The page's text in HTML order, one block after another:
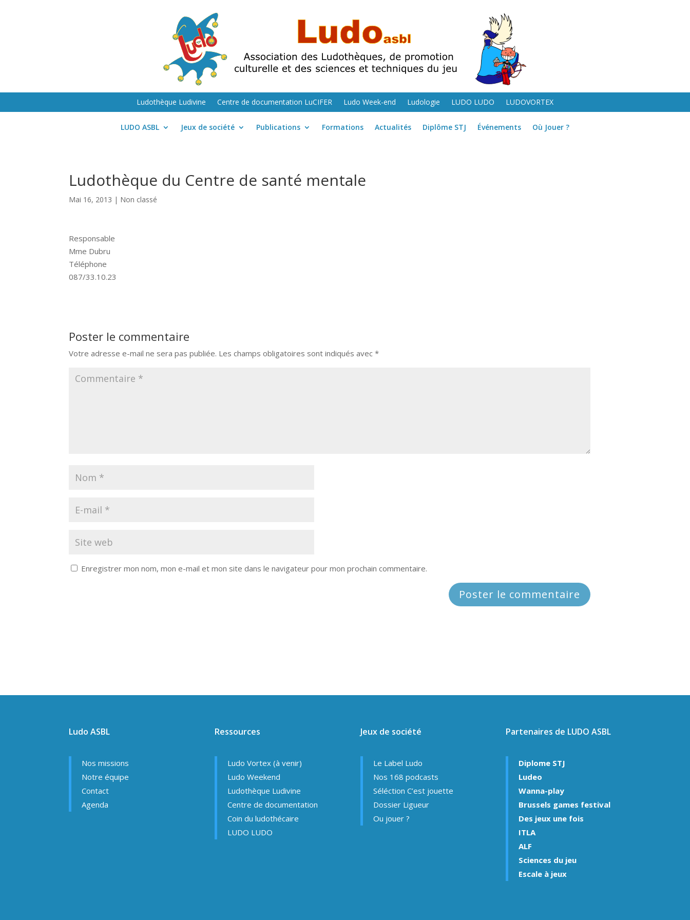
Ludothèque Ludivine Centre de documentation LuCIFER Ludo Week-end Ludologie LUDO LUDO LUDOVORTEX
LUDO ASBL Jeux de société Publications Formations Actualités Diplôme STJ Événements Où Jouer ?
Ludothèque du Centre de santé mentale
Mai 16, 2013 | Non classé
Responsable
Mme Dubru
Téléphone
087/33.10.23
Poster le commentaire
Votre adresse e-mail ne sera pas publiée. Les champs obligatoires sont indiqués avec*
Enregistrer mon nom, mon e-mail et mon site dans le navigateur pour mon prochain commentaire.
Ludo ASBL
Nos missions
Notre équipe
Contact
Agenda
Ressources
Ludo Vortex (à venir)
Ludo Weekend
Ludothèque Ludivine
Centre de documentation
Coin du ludothécaire
LUDO LUDO
Jeux de société
Le Label Ludo
Nos 168 podcasts
Séléction C’est jouette
Dossier Ligueur
Ou jouer ?
Partenaires de LUDO ASBL
Diplome STJ
Ludeo
Wanna-play
Brussels games festival
Des jeux une fois
ITLA
ALF
Sciences du jeu
Escale à jeux